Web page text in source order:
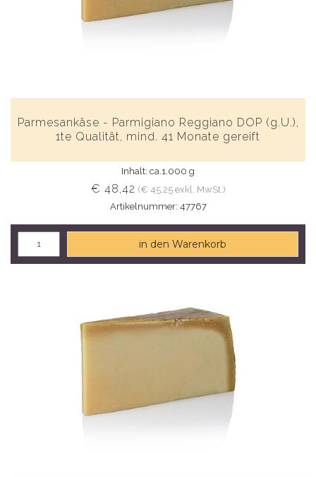
Parmesankäse - Parmigiano Reggiano DOP (g.U.),
1te Qualität, mind. 41 Monate gereift
Inhalt: ca.1.000 g
€ 48,42 (€ 45,25 exkl. MwSt.)
Artikelnummer: 47767
in den Warenkorb